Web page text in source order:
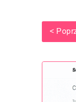
<